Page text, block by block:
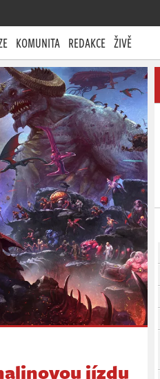
KOMUNITA REDAKCE ŽIVĚ
jízdu